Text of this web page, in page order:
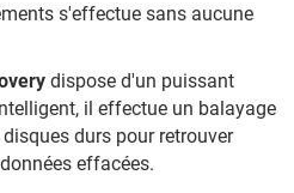
s'effectue sans aucune
dispose d'un puissant
il effectue un balayage
durs pour retrouver
effacées.